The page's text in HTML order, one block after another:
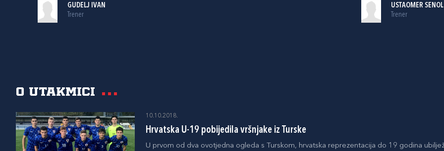
GUDELJ IVAN
Trener
USTAOMER SENOL
Trener
O utakmici
10.10.2018.
Hrvatska U-19 pobijedila vršnjake iz Turske
U prvom od dva ovotjedna ogleda s Turskom, hrvatska reprezentacija do 19 godina